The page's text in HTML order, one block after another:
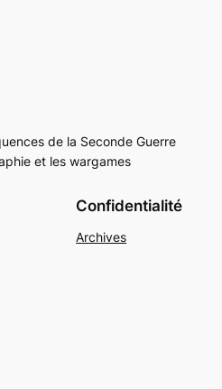
de la Seconde Guerre
et les wargames
Confidentialité
Archives